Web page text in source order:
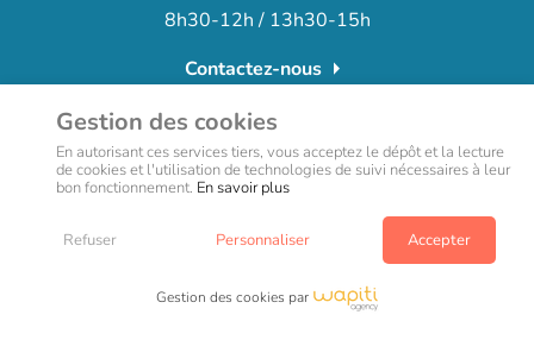
8h30-12h / 13h30-15h
Contactez-nousarrow_right
phone+33 (0)3 66 72 15 78
Copyright © teamalex-medical technologies 2022- site web réalisé
par l’agence Wapiti
Gestion des cookies
En autorisant ces services tiers, vous acceptez le dépôt et la lecture
de cookies et l'utilisation de technologies de suivi nécessaires à leur
bon fonctionnement. En savoir plus
Refuser Personnaliser Accepter
Gestion des cookies par